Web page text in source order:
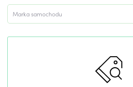
Marka samochodu